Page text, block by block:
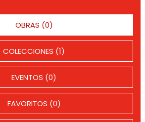
OBRAS (0)
COLECCIONES (1)
EVENTOS (0)
FAVORITOS (0)